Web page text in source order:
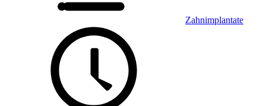
Zahnimplantate